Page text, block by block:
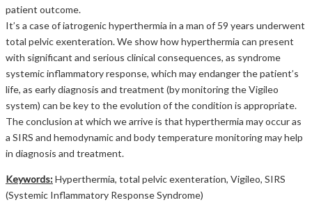
patient outcome.
It’s a case of iatrogenic hyperthermia in a man of 59 years underwent
total pelvic exenteration. We show how hyperthermia can present
with significant and serious clinical consequences, as syndrome
systemic inflammatory response, which may endanger the patient’s
life, as early diagnosis and treatment (by monitoring the Vigileo
system) can be key to the evolution of the condition is appropriate.
The conclusion at which we arrive is that hyperthermia may occur as
a SIRS and hemodynamic and body temperature monitoring may help
in diagnosis and treatment.
Keywords:Hyperthermia, total pelvic exenteration, Vigileo, SIRS
(Systemic Inflammatory Response Syndrome)